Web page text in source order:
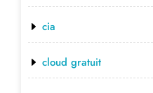
cia
cloud gratuit